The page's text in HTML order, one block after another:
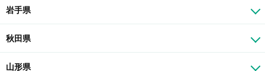
岩手県
秋田県
山形県